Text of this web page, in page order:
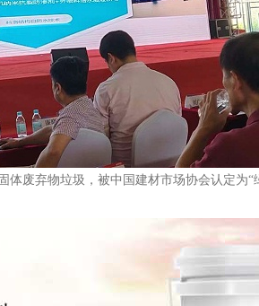
体废弃物垃圾，被中国建材市场协会认定为“